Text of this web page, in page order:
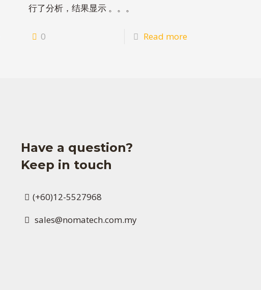
行了分析，结果显示 。。。
0 Read more
Have a question?
Keep in touch
(+60)12-5527968
sales@nomatech.com.my